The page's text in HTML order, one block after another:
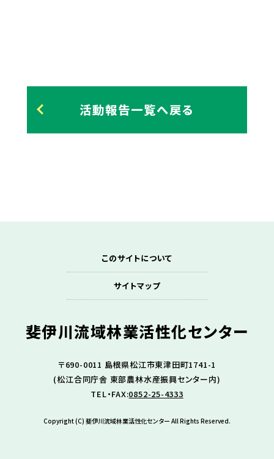
活動報告一覧へ戻る
このサイトについて
サイトマップ
斐伊川流域林業活性化センター
〒690-0011 島根県松江市東津田町1741-1
(松江合同庁舎 東部農林水産振興センター内)
TEL・FAX:0852-25-4333
Copyright (C) 斐伊川流域林業活性化センター All Rights Reserved.